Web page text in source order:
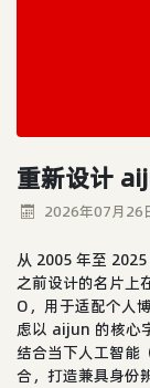
重新设计
2026年07月26
从 2005 年至 2025
之前设计的名片上
O，用于适配个人
虑以 aijun 的核心
结合当下人工智能
合，打造兼具身份